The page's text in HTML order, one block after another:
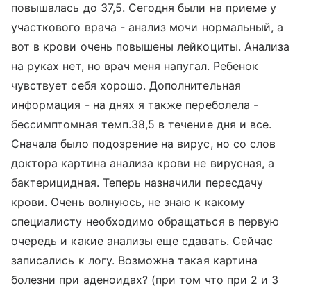
повышалась до 37,5. Сегодня были на приеме у
участкового врача - анализ мочи нормальный, а
вот в крови очень повышены лейкоциты. Анализа
на руках нет, но врач меня напугал. Ребенок
чувствует себя хорошо. Дополнительная
информация - на днях я также переболела -
бессимптомная темп.38,5 в течение дня и все.
Сначала было подозрение на вирус, но со слов
доктора картина анализа крови не вирусная, а
бактерицидная. Теперь назначили пересдачу
крови. Очень волнуюсь, не знаю к какому
специалисту необходимо обращаться в первую
очередь и какие анализы еще сдавать. Сейчас
записались к логу. Возможна такая картина
болезни при аденоидах? (при том что при 2 и 3